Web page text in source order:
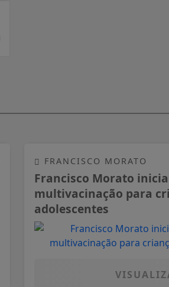
FRANCISCO MORATO
Francisco Morato
multivacinação para
adolescentes